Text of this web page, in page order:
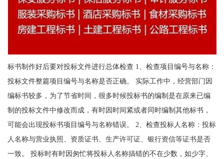
标书制作好后要对投标文件进行总体检查 1、检查项目编号与名称：
投标文件整篇项目编号与名称是否正确。 实际工作中，经营部门因
编标书较多，为了节省时间，很多时候投标书的编制是在原来已编
制的投标文件中修改而成，有时因时间紧或者同时编制其他标书，
可能会出现投标书项目编号与名称错误。 2、检查投标人名称：投标
人名称与营业执照、资质证书、生产许可证、银行资信等证书是否
一致。 投标时有时因匆忙将投标人名称搞错的不在少数，如少字、